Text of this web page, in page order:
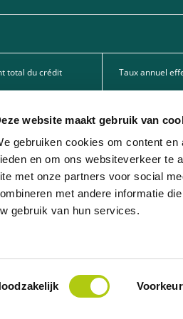
website maakt gebruik van
gebruiken cookies om content
en om ons websiteverkeer te
met onze partners voor social
met andere informatie
gebruik van hun services.
total du crédit Taux annuel
€
5.049,00 €
d’acceptation de votre demande par
professionnel en collaboration avec